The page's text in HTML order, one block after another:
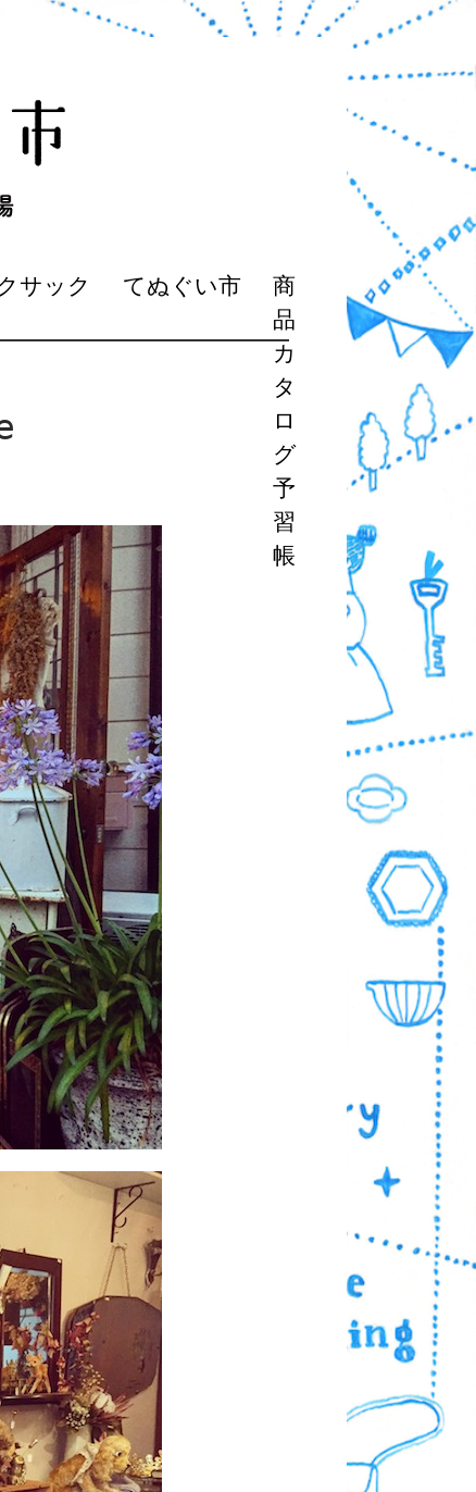
サック てぬぐい市
商
品
カ
タ
ロ
グ
予
習
帳